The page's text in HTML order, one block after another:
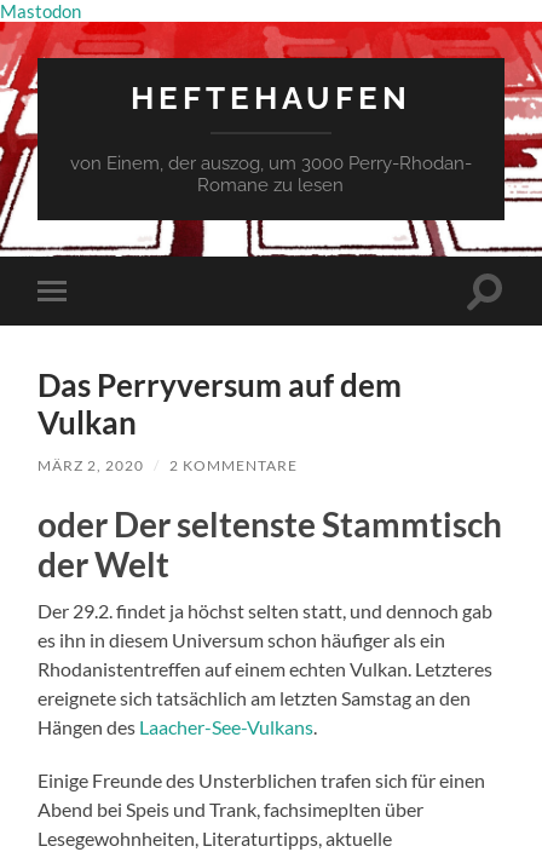
Mastodon
HEFTEHAUFEN
von Einem, der auszog, um 3000 Perry-Rhodan-
Romane zu lesen
Mobile-
Menü
Das Perryversum auf dem
Vulkan
MÄRZ 2, 2020 / 2 KOMMENTARE
oder Der seltenste Stammtisch
der Welt
Der 29.2. findet ja höchst selten statt, und dennoch gab
es ihn in diesem Universum schon häufiger als ein
Rhodanistentreffen auf einem echten Vulkan. Letzteres
ereignete sich tatsächlich am letzten Samstag an den
Hängen des Laacher-See-Vulkans
Einige Freunde des Unsterblichen trafen sich für einen
Abend bei Speis und Trank, fachsimeplten über
Lesegewohnheiten, Literaturtipps, aktuelle